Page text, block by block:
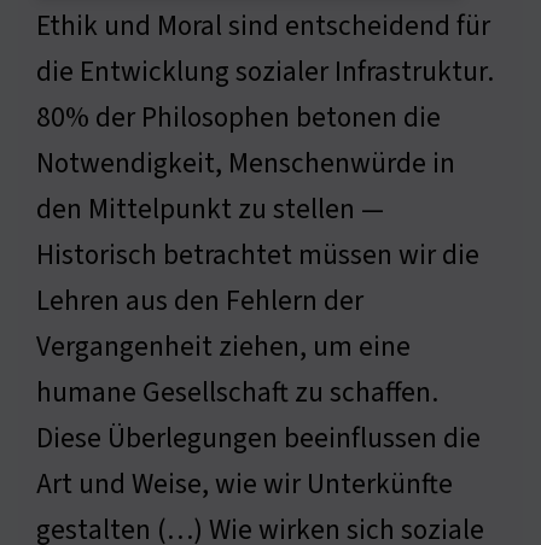
Ethik und Moral sind entscheidend für
die Entwicklung sozialer Infrastruktur.
80% der Philosophen betonen die
Notwendigkeit, Menschenwürde in
den Mittelpunkt zu stellen —
Historisch betrachtet müssen wir die
Lehren aus den Fehlern der
Vergangenheit ziehen, um eine
humane Gesellschaft zu schaffen.
Diese Überlegungen beeinflussen die
Art und Weise, wie wir Unterkünfte
gestalten (…) Wie wirken sich soziale